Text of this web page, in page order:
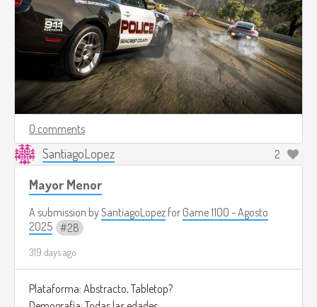
0 comments
SantiagoLopez 2
Mayor Menor
A submission bySantiagoLopez for Game 1100 - Agosto
2025
28
319 days ago
Plataforma: Abstracto, Tabletop?